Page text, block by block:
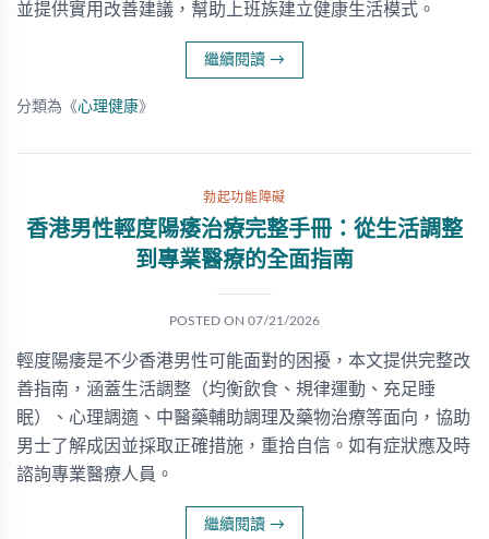
並提供實用改善建議，幫助上班族建立健康生活模式。
繼續閱讀 →
分類為《心理健康》
勃起功能障礙
香港男性輕度陽痿治療完整手冊：從生活調整
到專業醫療的全面指南
POSTED ON 07/21/2026
輕度陽痿是不少香港男性可能面對的困擾，本文提供完整改
善指南，涵蓋生活調整（均衡飲食、規律運動、充足睡
眠）、心理調適、中醫藥輔助調理及藥物治療等面向，協助
男士了解成因並採取正確措施，重拾自信。如有症狀應及時
諮詢專業醫療人員。
繼續閱讀 →